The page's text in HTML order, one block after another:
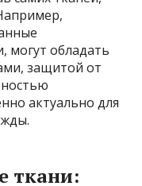
могут обладать
защитой от
актуально для
ткани: